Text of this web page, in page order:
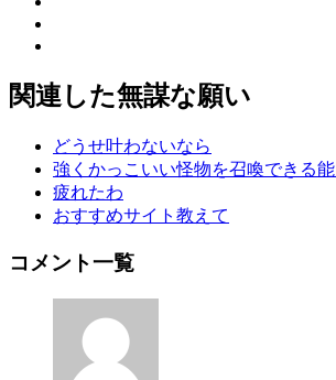
関連した無謀な願い
どうせ叶わないなら
強くかっこいい怪物を召喚できる能
疲れたわ
おすすめサイト教えて
コメント一覧